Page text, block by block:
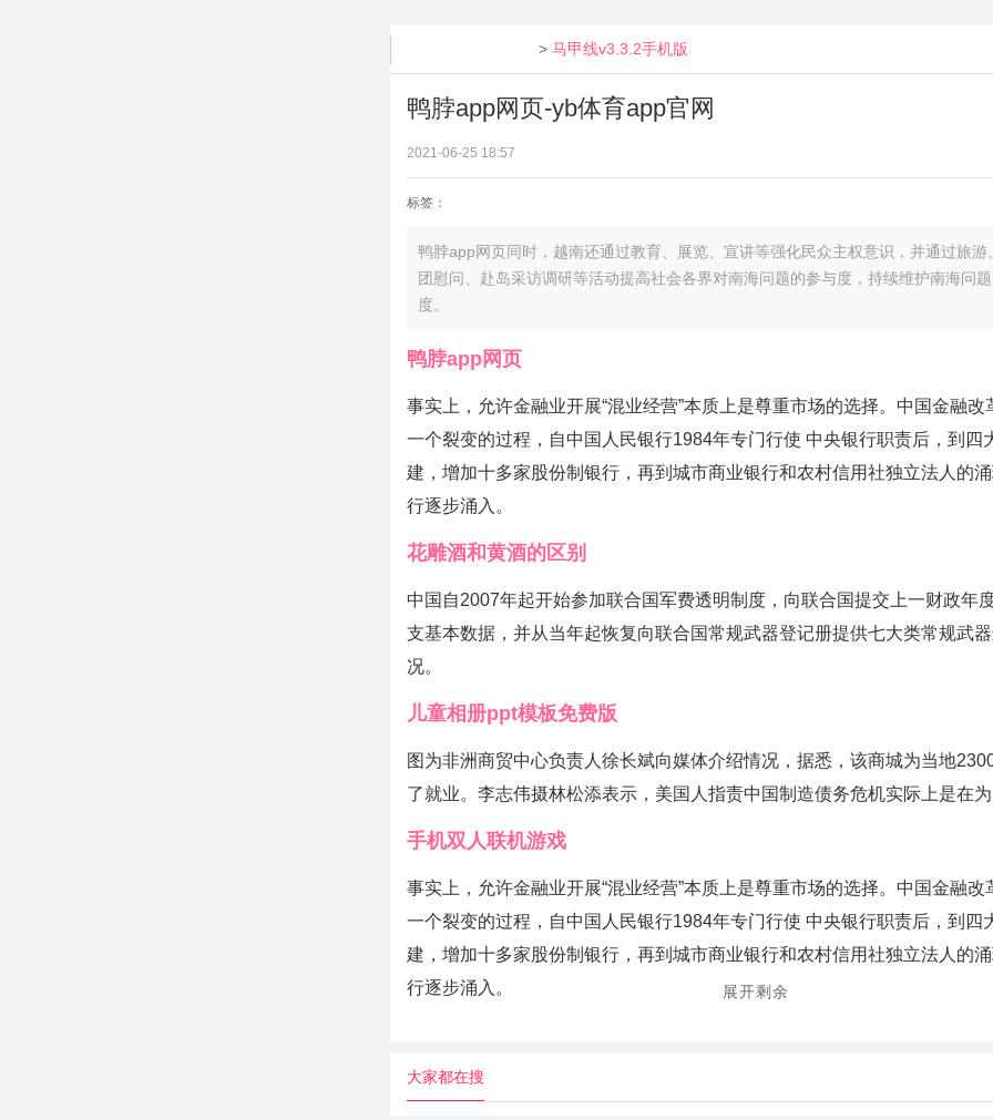
> 马甲线v3.3.2手机版
鸭脖app网页-yb体育app官网
2021-06-25 18:57
标签：
鸭脖app网页同时，越南还通过教育、展览、宣讲等强化民众主权意识，并通过旅游
团慰问、赴岛采访调研等活动提高社会各界对南海问题的参与度，持续维护南海问
度。
鸭脖app网页
事实上，允许金融业开展“混业经营”本质上是尊重市场的选择。中国金融
一个裂变的过程，自中国人民银行1984年专门行使 中央银行职责后，到四
建，增加十多家股份制银行，再到城市商业银行和农村信用社独立法人的涌
行逐步涌入。
花雕酒和黄酒的区别
中国自2007年起开始参加联合国军费透明制度，向联合国提交上一财政年
支基本数据，并从当年起恢复向联合国常规武器登记册提供七大类常规武
况。
儿童相册ppt模板免费版
图为非洲商贸中心负责人徐长斌向媒体介绍情况，据悉，该商城为当地
了就业。李志伟摄林松添表示，美国人指责中国制造债务危机实际上是在为自
手机双人联机游戏
事实上，允许金融业开展“混业经营”本质上是尊重市场的选择。中国金融
一个裂变的过程，自中国人民银行1984年专门行使 中央银行职责后，到四
建，增加十多家股份制银行，再到城市商业银行和农村信用社独立法人的涌现
行逐步涌入。
展开剩余
大家都在搜